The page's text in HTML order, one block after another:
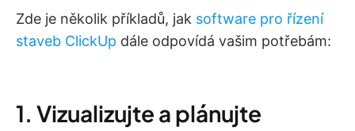
Zde je několik příkladů, jak software pro řízení
staveb ClickUp dále odpovídá vašim potřebám:
1. Vizualizujte a plánujte